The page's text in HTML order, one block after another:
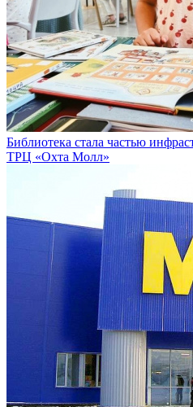
Библиотека стала частью
ТРЦ «Охта Молл»